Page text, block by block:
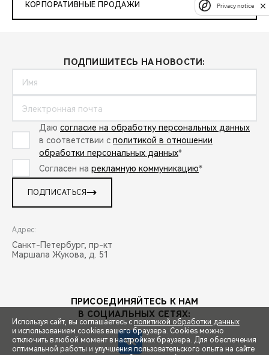
КОРПОРАТИВНЫЕ ПРОДАЖИ
ПОДПИШИТЕСЬ НА НОВОСТИ:
Даю согласие на обработку персональных данных
в соответствии с политикой в отношении
обработки персональных данных*
Согласен на рекламную коммуникацию*
ПОДПИСАТЬСЯ
Адрес:
Санкт-Петербург, пр-кт
Маршала Жукова, д. 51
ПРИСОЕДИНЯЙТЕСЬ К НАМ
В СОЦИАЛЬНЫХ СЕТЯХ:
Используя сайт, вы соглашаетесь с политикой обработки данных
и использованием cookies вашего браузера. Cookies можно
отключить в любой момент в настройках браузера. Для обеспечения
оптимальной работы и улучшения пользовательского опыта на сайте
Privacy notice